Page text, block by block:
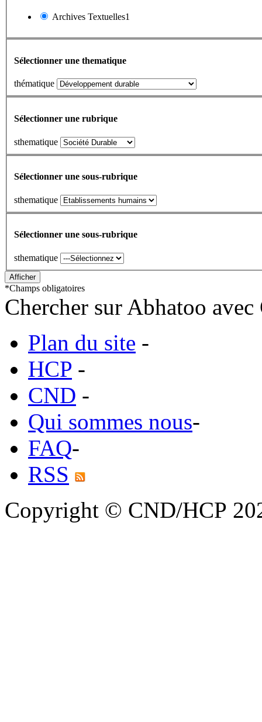
Archives Textuelles1
Sélectionner une thematique
thématique
Sélectionner une rubrique
sthematique
Sélectionner une sous-rubrique
sthematique
Sélectionner une sous-rubrique
sthematique
*Champs obligatoires
Chercher sur Abhatoo
Plan du site -
HCP -
CND -
Qui sommes nous-
FAQ-
RSS
Copyright © CND/HCP